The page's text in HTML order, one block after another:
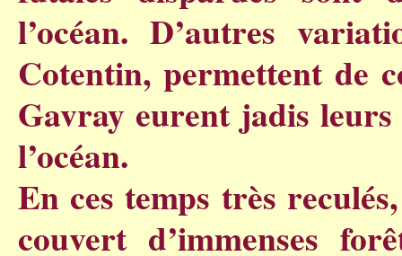
l’océan. D’autres
Cotentin, permettent de
Gavray eurent jadis leurs
l’océan.
En ces temps très
couvert d’immenses